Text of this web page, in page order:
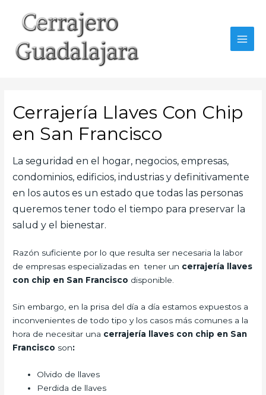
contenido
Cerrajería Llaves Con Chip
en San Francisco
La seguridad en el hogar, negocios, empresas,
condominios, edificios, industrias y definitivamente
en los autos es un estado que todas las personas
queremos tener todo el tiempo para preservar la
salud y el bienestar.
Razón suficiente por lo que resulta ser necesaria la labor
de empresas especializadas en tener un cerrajería llaves
con chip en San Francisco disponible.
Sin embargo, en la prisa del día a día estamos expuestos a
inconvenientes de todo tipo y los casos más comunes a la
hora de necesitar una cerrajería llaves con chip en San
Francisco son:
Olvido de llaves
Perdida de llaves